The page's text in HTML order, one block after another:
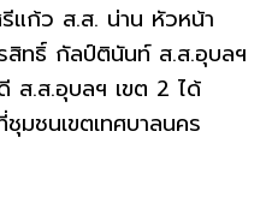
แก้ว ส.ส. น่าน หัวหน้า
ทธิ์ กัลป์ตินันท์ ส.ส.อุบลฯ
ส.ส.อุบลฯ เขต 2 ได้
มชนเขตเทศบาลนคร